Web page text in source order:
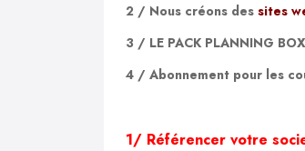
2 / Nous créons des sites
3 / LE PACK PLANNING
4 / Abonnement pour les
1/ Référencer votre